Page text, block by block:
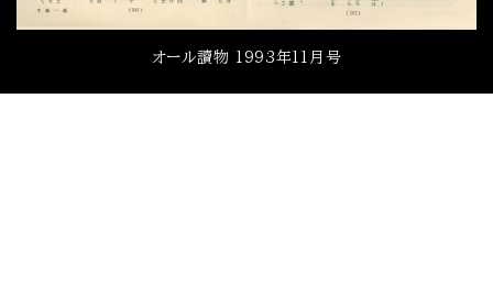
オール讀物 1993年11月号